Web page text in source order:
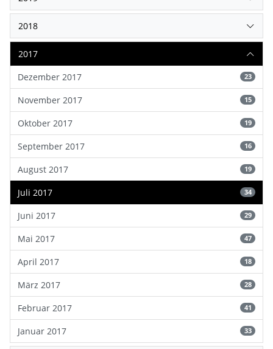
2018
2017
Dezember 2017
23
November 2017 15
Oktober 2017 19
September 2017 16
August 2017 19
Juli 2017 34
Juni 2017 29
Mai 2017 47
April 2017 18
März 2017 28
Februar 2017 41
Januar 2017 33